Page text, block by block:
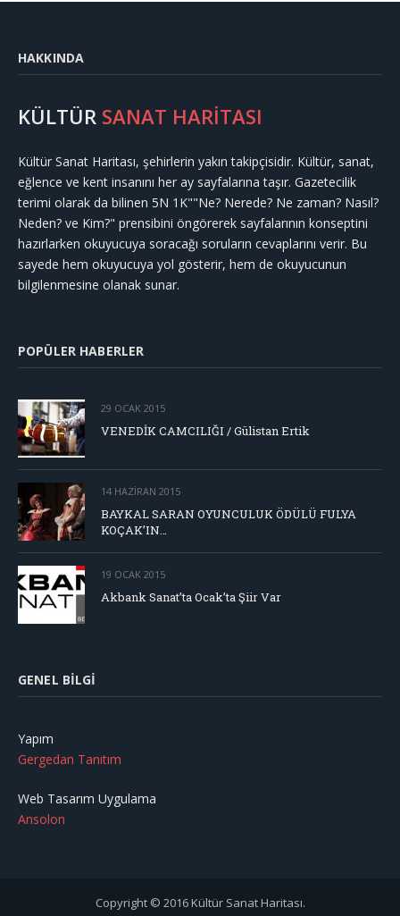
HAKKINDA
KÜLTÜR SANAT HARİTASI
Kültür Sanat Haritası, şehirlerin yakın takipçisidir. Kültür, sanat,
eğlence ve kent insanını her ay sayfalarına taşır. Gazetecilik
terimi olarak da bilinen 5N 1K""Ne? Nerede? Ne zaman? Nasıl?
Neden? ve Kim?" prensibini öngörerek sayfalarının konseptini
hazırlarken okuyucuya soracağı soruların cevaplarını verir. Bu
sayede hem okuyucuya yol gösterir, hem de okuyucunun
bilgilenmesine olanak sunar.
POPÜLER HABERLER
29 OCAK 2015
VENEDİK CAMCILIĞI / Gülistan Ertik
14 HAZIRAN 2015
BAYKAL SARAN OYUNCULUK ÖDÜLÜ FULYA
KOÇAK’IN…
19 OCAK 2015
Akbank Sanat’ta Ocak’ta Şiir Var
GENEL BILGI
Yapım
Gergedan Tanıtım
Web Tasarım Uygulama
Ansolon
Copyright © 2016 Kültür Sanat Haritası.